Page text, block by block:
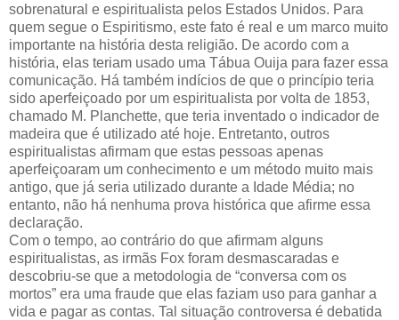
sobrenatural e espiritualista pelos Estados Unidos. Para
quem segue o Espiritismo, este fato é real e um marco muito
importante na história desta religião. De acordo com a
história, elas teriam usado uma Tábua Ouija para fazer essa
comunicação. Há também indícios de que o princípio teria
sido aperfeiçoado por um espiritualista por volta de 1853,
chamado M. Planchette, que teria inventado o indicador de
madeira que é utilizado até hoje. Entretanto, outros
espiritualistas afirmam que estas pessoas apenas
aperfeiçoaram um conhecimento e um método muito mais
antigo, que já seria utilizado durante a Idade Média; no
entanto, não há nenhuma prova histórica que afirme essa
declaração.
Com o tempo, ao contrário do que afirmam alguns
espiritualistas, as irmãs Fox foram desmascaradas e
descobriu-se que a metodologia de “conversa com os
mortos” era uma fraude que elas faziam uso para ganhar a
vida e pagar as contas. Tal situação controversa é debatida